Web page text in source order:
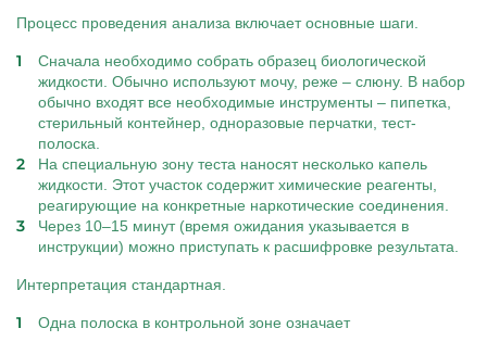
Процесс проведения анализа включает основные шаги.
Сначала необходимо собрать образец биологической
жидкости. Обычно используют мочу, реже – слюну. В набор
обычно входят все необходимые инструменты – пипетка,
стерильный контейнер, одноразовые перчатки, тест-
полоска.
На специальную зону теста наносят несколько капель
жидкости. Этот участок содержит химические реагенты,
реагирующие на конкретные наркотические соединения.
Через 10–15 минут (время ожидания указывается в
инструкции) можно приступать к расшифровке результата.
Интерпретация стандартная.
Одна полоска в контрольной зоне означает